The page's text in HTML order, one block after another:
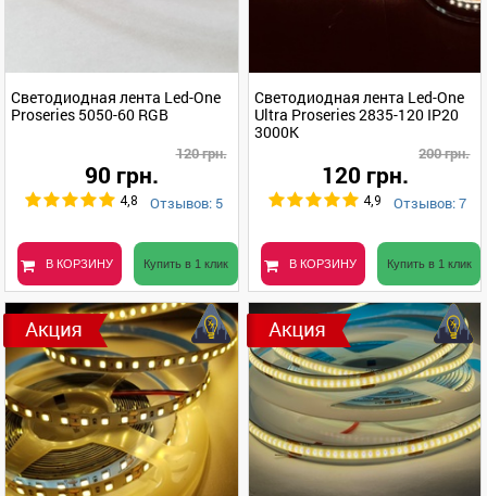
Светодиодная лента Led-One
Proseries 5050-60 RGB
120 грн.
90 грн.
4,8 Отзывов: 5
В КОРЗИНУ Купить в 1 клик
Светодиодная лента Led-One
Ultra Proseries 2835-120 IP20
3000K
200 грн.
120 грн.
4,9 Отзывов: 7
В КОРЗИНУ Купить в 1 клик